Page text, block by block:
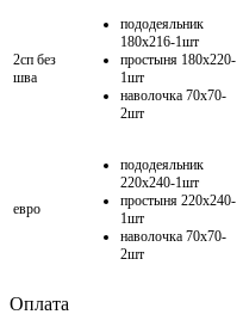
2сп без
шва
пододеяльник
180х216-1шт
простыня 180х220-
1шт
наволочка 70х70-
2шт
евро
пододеяльник
220х240-1шт
простыня 220х240-
1шт
наволочка 70х70-
2шт
Оплата